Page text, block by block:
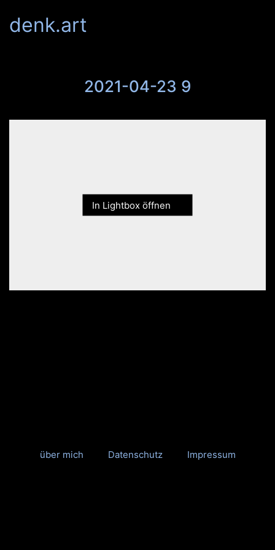
denk.art
2021-04-23 9
In Lightbox öffnen
über mich Datenschutz Impressum